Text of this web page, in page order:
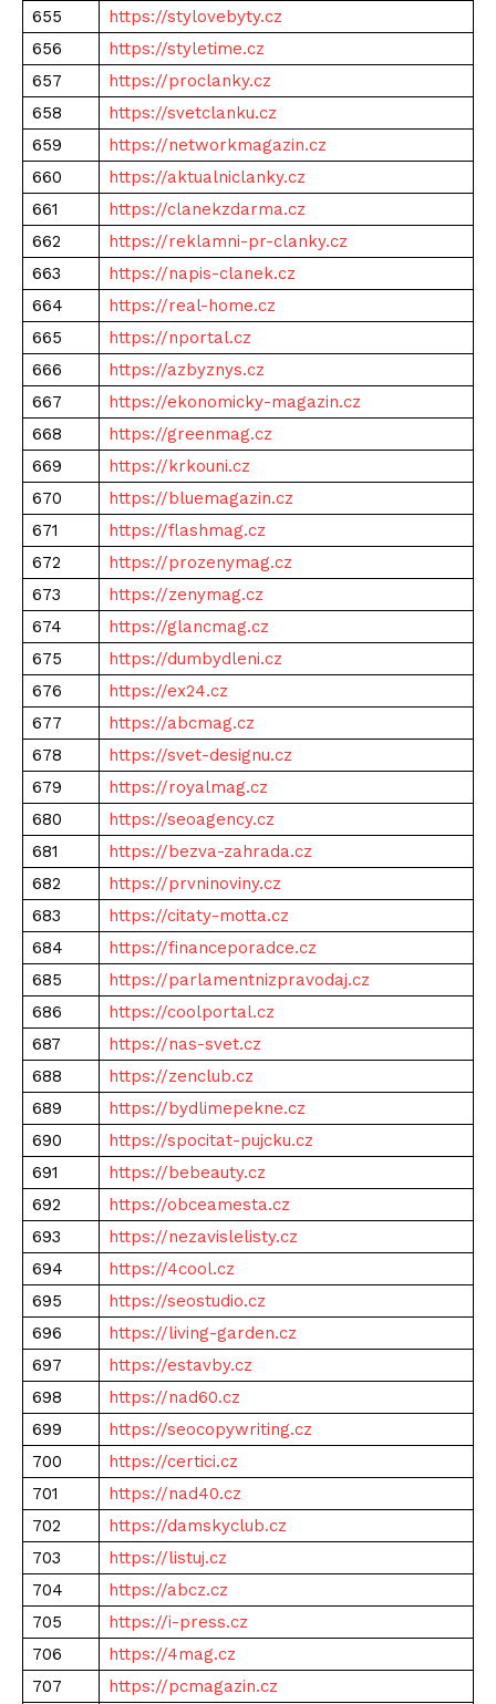
655
https://stylovebyty.cz
656
https://styletime.cz
657
https://proclanky.cz
658
https://svetclanku.cz
659
https://networkmagazin.cz
660
https://aktualniclanky.cz
661
https://clanekzdarma.cz
662
https://reklamni-pr-clanky.cz
663
https://napis-clanek.cz
664
https://real-home.cz
665
https://nportal.cz
666
https://azbyznys.cz
667
https://ekonomicky-magazin.cz
668
https://greenmag.cz
669
https://krkouni.cz
670
https://bluemagazin.cz
671
https://flashmag.cz
672
https://prozenymag.cz
673
https://zenymag.cz
674
https://glancmag.cz
675
https://dumbydleni.cz
676
https://ex24.cz
677
https://abcmag.cz
678
https://svet-designu.cz
679
https://royalmag.cz
680
https://seoagency.cz
681
https://bezva-zahrada.cz
682
https://prvninoviny.cz
683
https://citaty-motta.cz
684
https://financeporadce.cz
685
https://parlamentnizpravodaj.cz
686
https://coolportal.cz
687
https://nas-svet.cz
688
https://zenclub.cz
689
https://bydlimepekne.cz
690
https://spocitat-pujcku.cz
691
https://bebeauty.cz
692
https://obceamesta.cz
693
https://nezavislelisty.cz
694
https://4cool.cz
695
https://seostudio.cz
696
https://living-garden.cz
697
https://estavby.cz
698
https://nad60.cz
699
https://seocopywriting.cz
700
https://certici.cz
701
https://nad40.cz
702
https://damskyclub.cz
703
https://listuj.cz
704
https://abcz.cz
705
https://i-press.cz
706
https://4mag.cz
707
https://pcmagazin.cz